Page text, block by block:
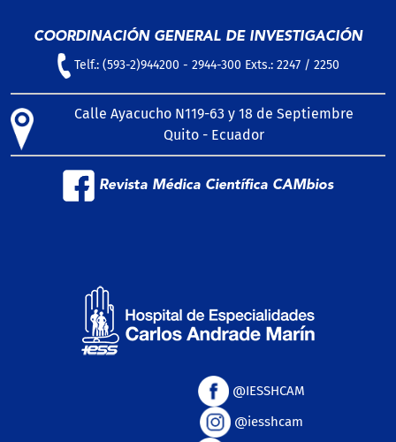
COORDINACIÓN GENERAL DE INVESTIGACIÓN
Telf.: (593-2)944200 - 2944-300 Exts.: 2247 / 2250
Calle Ayacucho N119-63 y 18 de Septiembre
Quito - Ecuador
Revista Médica Científica CAMbios
@IESSHCAM
@iesshcam